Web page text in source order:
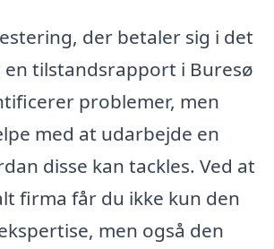
der betaler sig i det
en tilstandsrapport i Buresø
problemer, men
med at udarbejde en
disse kan tackles. Ved at
firma får du ikke kun den
men også den